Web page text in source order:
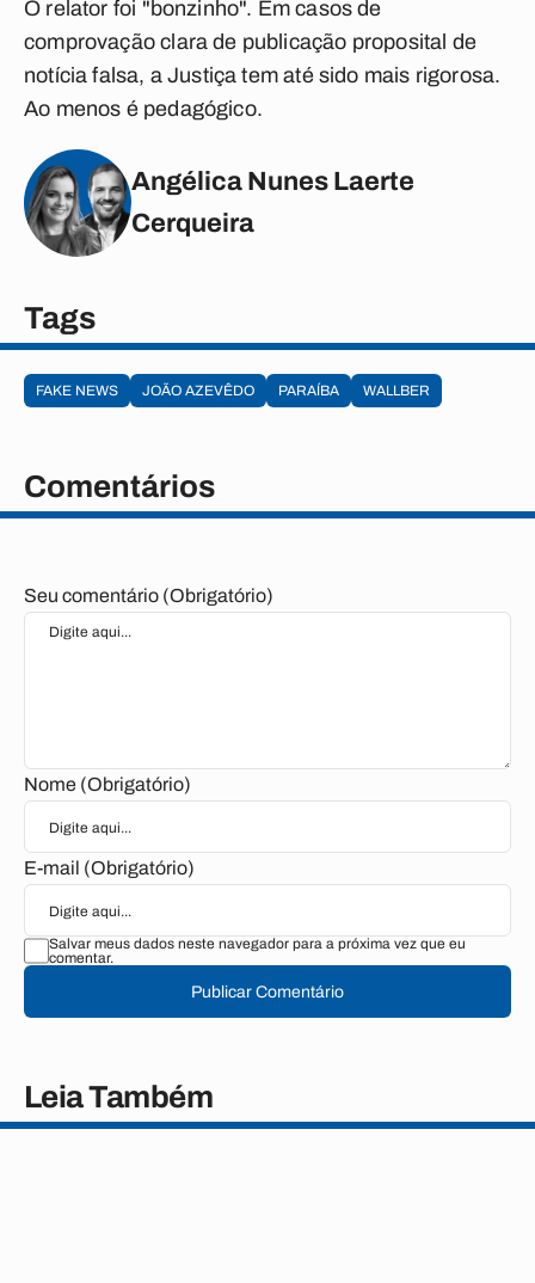
O relator foi "bonzinho". Em casos de
comprovação clara de publicação proposital de
notícia falsa, a Justiça tem até sido mais rigorosa.
Ao menos é pedagógico.
Angélica Nunes Laerte
Cerqueira
Tags
FAKE NEWS JOÃO AZEVÊDO PARAÍBA WALLBER
Comentários
Seu comentário (Obrigatório)
Nome (Obrigatório)
E-mail (Obrigatório)
Salvar meus dados neste navegador para a próxima vez que eu
comentar.
Publicar Comentário
Leia Também